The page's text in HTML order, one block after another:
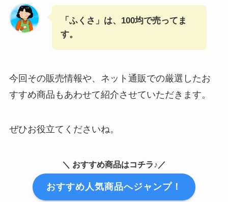
「ふくさ」は、100均で売ってま
す。
今回その販売情報や、ネット通販での厳選したお
すすめ商品もあわせて紹介させていただきます。
ぜひお役立てくださいね。
＼ おすすめ商品はコチラ♪／
おすすめ人気商品へジャンプ！